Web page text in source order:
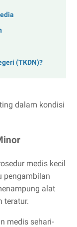
(TKDN)?
dalam kondisi
medis kecil
pengambilan
alat
teratur.
medis sehari-